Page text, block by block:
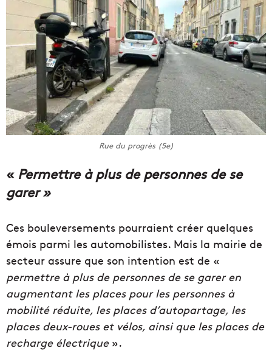
Rue du progrès (5e)
« Permettre à plus de personnes de se
garer »
Ces bouleversements pourraient créer quelques
émois parmi les automobilistes. Mais la mairie de
secteur assure que son intention est de «
permettre à plus de personnes de se garer en
augmentant les places pour les personnes à
mobilité réduite, les places d’autopartage, les
places deux-roues et vélos, ainsi que les places de
recharge électrique».